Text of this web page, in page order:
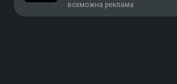
возможна реклама